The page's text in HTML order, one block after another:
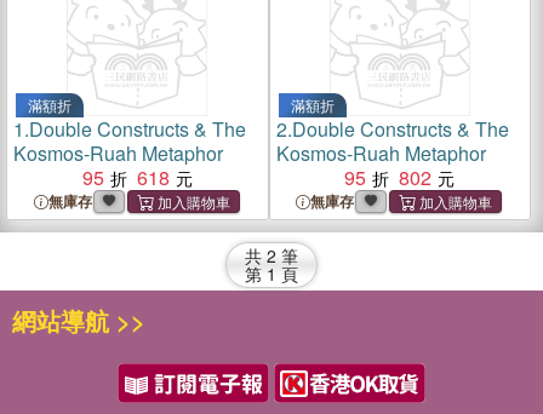
滿額折
1.Double Constructs & The
Kosmos-Ruah Metaphor
95
618
無庫存
滿額折
2.Double Constructs & The
Kosmos-Ruah Metaphor
95
802
無庫存
共 2 筆
第 1 頁
網站導航 >>